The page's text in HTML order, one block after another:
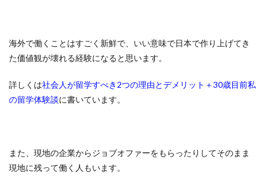
海外で働くことはすごく新鮮で、いい意味で日本で作り上げてき
た価値観が壊れる経験になると思います。
詳しくは社会人が留学すべき2つの理由とデメリット＋30歳目前私
の留学体験談に書いています。
また、現地の企業からジョブオファーをもらったりしてそのまま
現地に残って働く人もいます。